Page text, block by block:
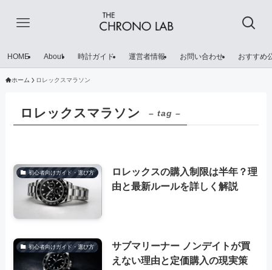
HOME About 時計ガイド 運営者情報 お問い合わせ おすすめ
ホーム ロレックスマラソン
ロレックスマラソン – tag –
初心者向けガイド・選び方
ロレックスの購入制限は半年？理
由と最新ルールを詳しく解説
初心者向けガイド・選び方
サブマリーナー ノンデイトが買
えない理由と定価購入の現実策